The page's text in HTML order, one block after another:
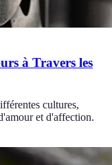
à Travers les
cultures,
et d'affection.